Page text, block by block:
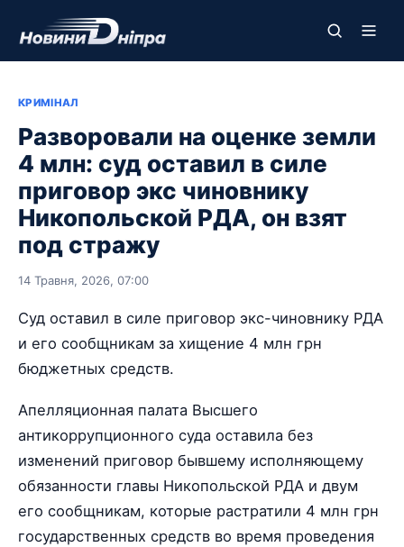
КРИМІНАЛ
Разворовали на оценке земли
4 млн: суд оставил в силе
приговор экс чиновнику
Никопольской РДА, он взят
под стражу
14 Травня, 2026, 07:00
Суд оставил в силе приговор экс-чиновнику РДА
и его сообщникам за хищение 4 млн грн
бюджетных средств.
Апелляционная палата Высшего
антикоррупционного суда оставила без
изменений приговор бывшему исполняющему
обязанности главы Никопольской РДА и двум
его сообщникам, которые растратили 4 млн грн
государственных средств во время проведения